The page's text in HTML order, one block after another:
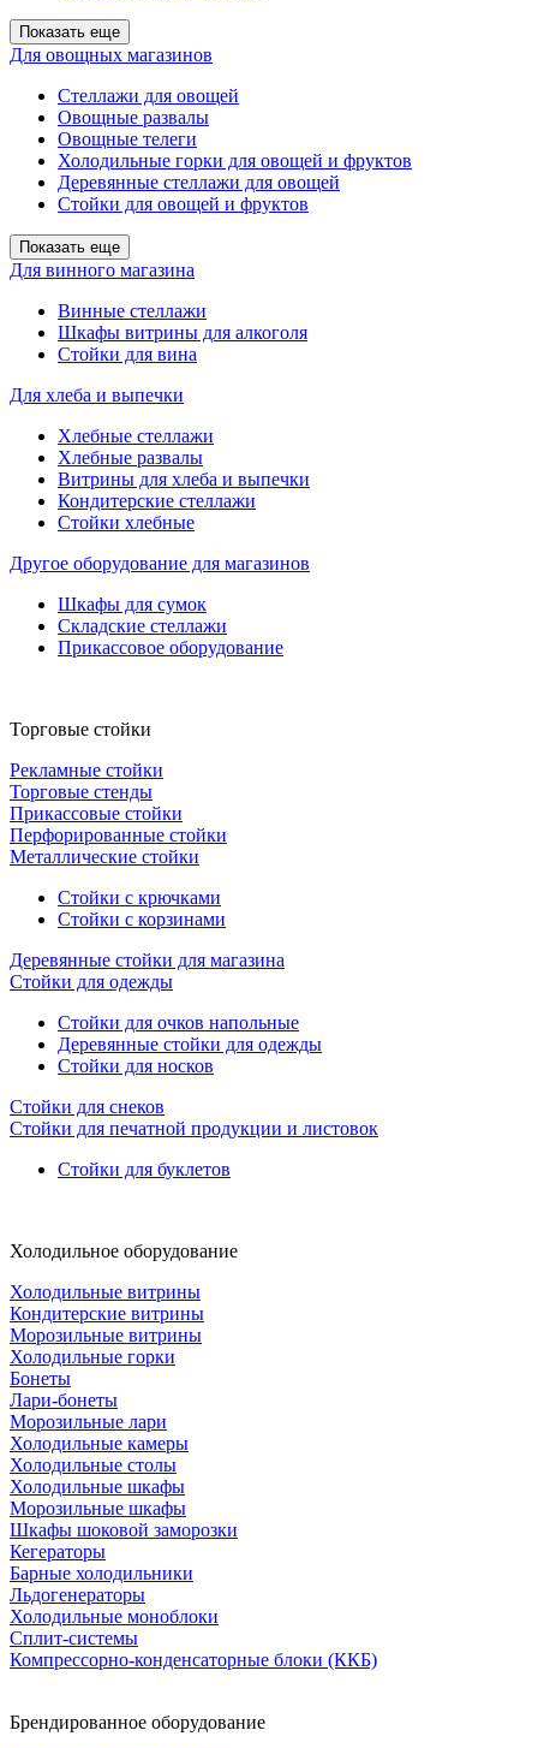
Показать еще
Для овощных магазинов
Стеллажи для овощей
Овощные развалы
Овощные телеги
Холодильные горки для овощей и фруктов
Деревянные стеллажи для овощей
Стойки для овощей и фруктов
Показать еще
Для винного магазина
Винные стеллажи
Шкафы витрины для алкоголя
Стойки для вина
Для хлеба и выпечки
Хлебные стеллажи
Хлебные развалы
Витрины для хлеба и выпечки
Кондитерские стеллажи
Стойки хлебные
Другое оборудование для магазинов
Шкафы для сумок
Складские стеллажи
Прикассовое оборудование
Торговые стойки
Рекламные стойки
Торговые стенды
Прикассовые стойки
Перфорированные стойки
Металлические стойки
Стойки с крючками
Стойки с корзинами
Деревянные стойки для магазина
Стойки для одежды
Стойки для очков напольные
Деревянные стойки для одежды
Стойки для носков
Стойки для снеков
Стойки для печатной продукции и листовок
Стойки для буклетов
Холодильное оборудование
Холодильные витрины
Кондитерские витрины
Морозильные витрины
Холодильные горки
Бонеты
Лари-бонеты
Морозильные лари
Холодильные камеры
Холодильные столы
Холодильные шкафы
Морозильные шкафы
Шкафы шоковой заморозки
Кегераторы
Барные холодильники
Льдогенераторы
Холодильные моноблоки
Сплит-системы
Компрессорно-конденсаторные блоки (ККБ)
Брендированное оборудование